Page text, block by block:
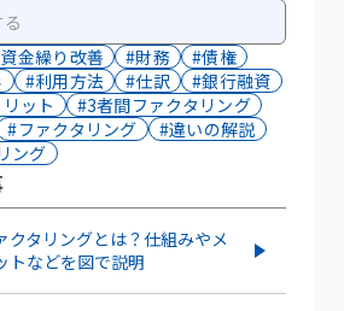
金繰り改善 #財務
#債権
#利用方法 #仕訳
#銀行融資
ット
#3者間ファクタリング
#ファクタリング
#違いの解説
ング
クタリングとは？仕組みやメ
トなどを図で説明